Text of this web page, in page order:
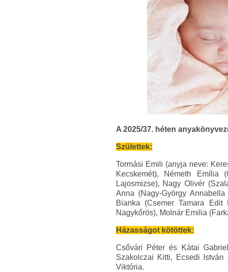
A 2025/37. héten
Születtek:
Tormási Emili (anyja neve:
Kecskemét), Németh Emília
Lajosmizse), Nagy Olivér
Anna (Nagy-György
Bianka (Csemer Tamara
Nagykőrös), Molnár Emilia
Házasságot kötöttek:
Csővári Péter és Kátai
Szakolczai Kitti, Ecsedi
Viktória.